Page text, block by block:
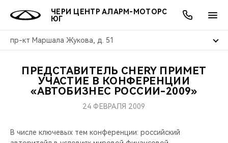
ЧЕРИ ЦЕНТР АЛАРМ-МОТОРС
ЮГ
пр-кт Маршала Жукова, д. 51
МОДЕЛИ
КРОССОВЕРЫ
ПОКУПАТЕЛЯМ
ВЛАДЕЛЬЦАМ
МИР CHERY
АКЦИИ
ОНЛАЙН СЕРВИСЫ
О КОМПАНИИ
ПРЕДСТАВИТЕЛЬ CHERY ПРИМЕТ
УЧАСТИЕ В КОНФЕРЕНЦИИ
«АВТОБИЗНЕС РОССИИ-2009»
24 ФЕВРАЛЯ 2009
В числе ключевых тем конференции: российский